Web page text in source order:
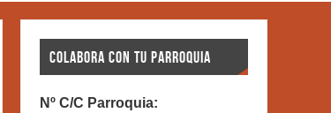
COLABORA CON TU PARROQUIA
Nº C/C Parroquia: